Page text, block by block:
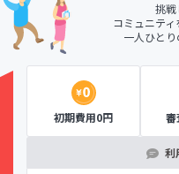
挑戦
コミュニティ
一人ひと
初期費用0円 審
利